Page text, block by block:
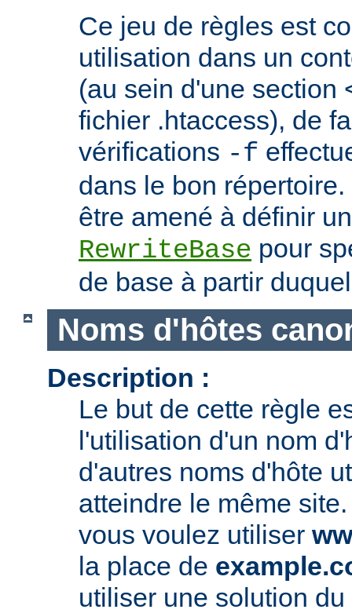
Ce jeu de règles est
utilisation dans un
(au sein d'une section
fichier .htaccess), de
vérifications -f
dans le bon
être amené à définir
RewriteBase pour
de base à partir
Noms d'hôtes
Description :
Le but de cette règle
l'utilisation d'un nom
d'autres noms d'hôte
atteindre le même
vous voulez utiliser
la place de
utiliser une solution du